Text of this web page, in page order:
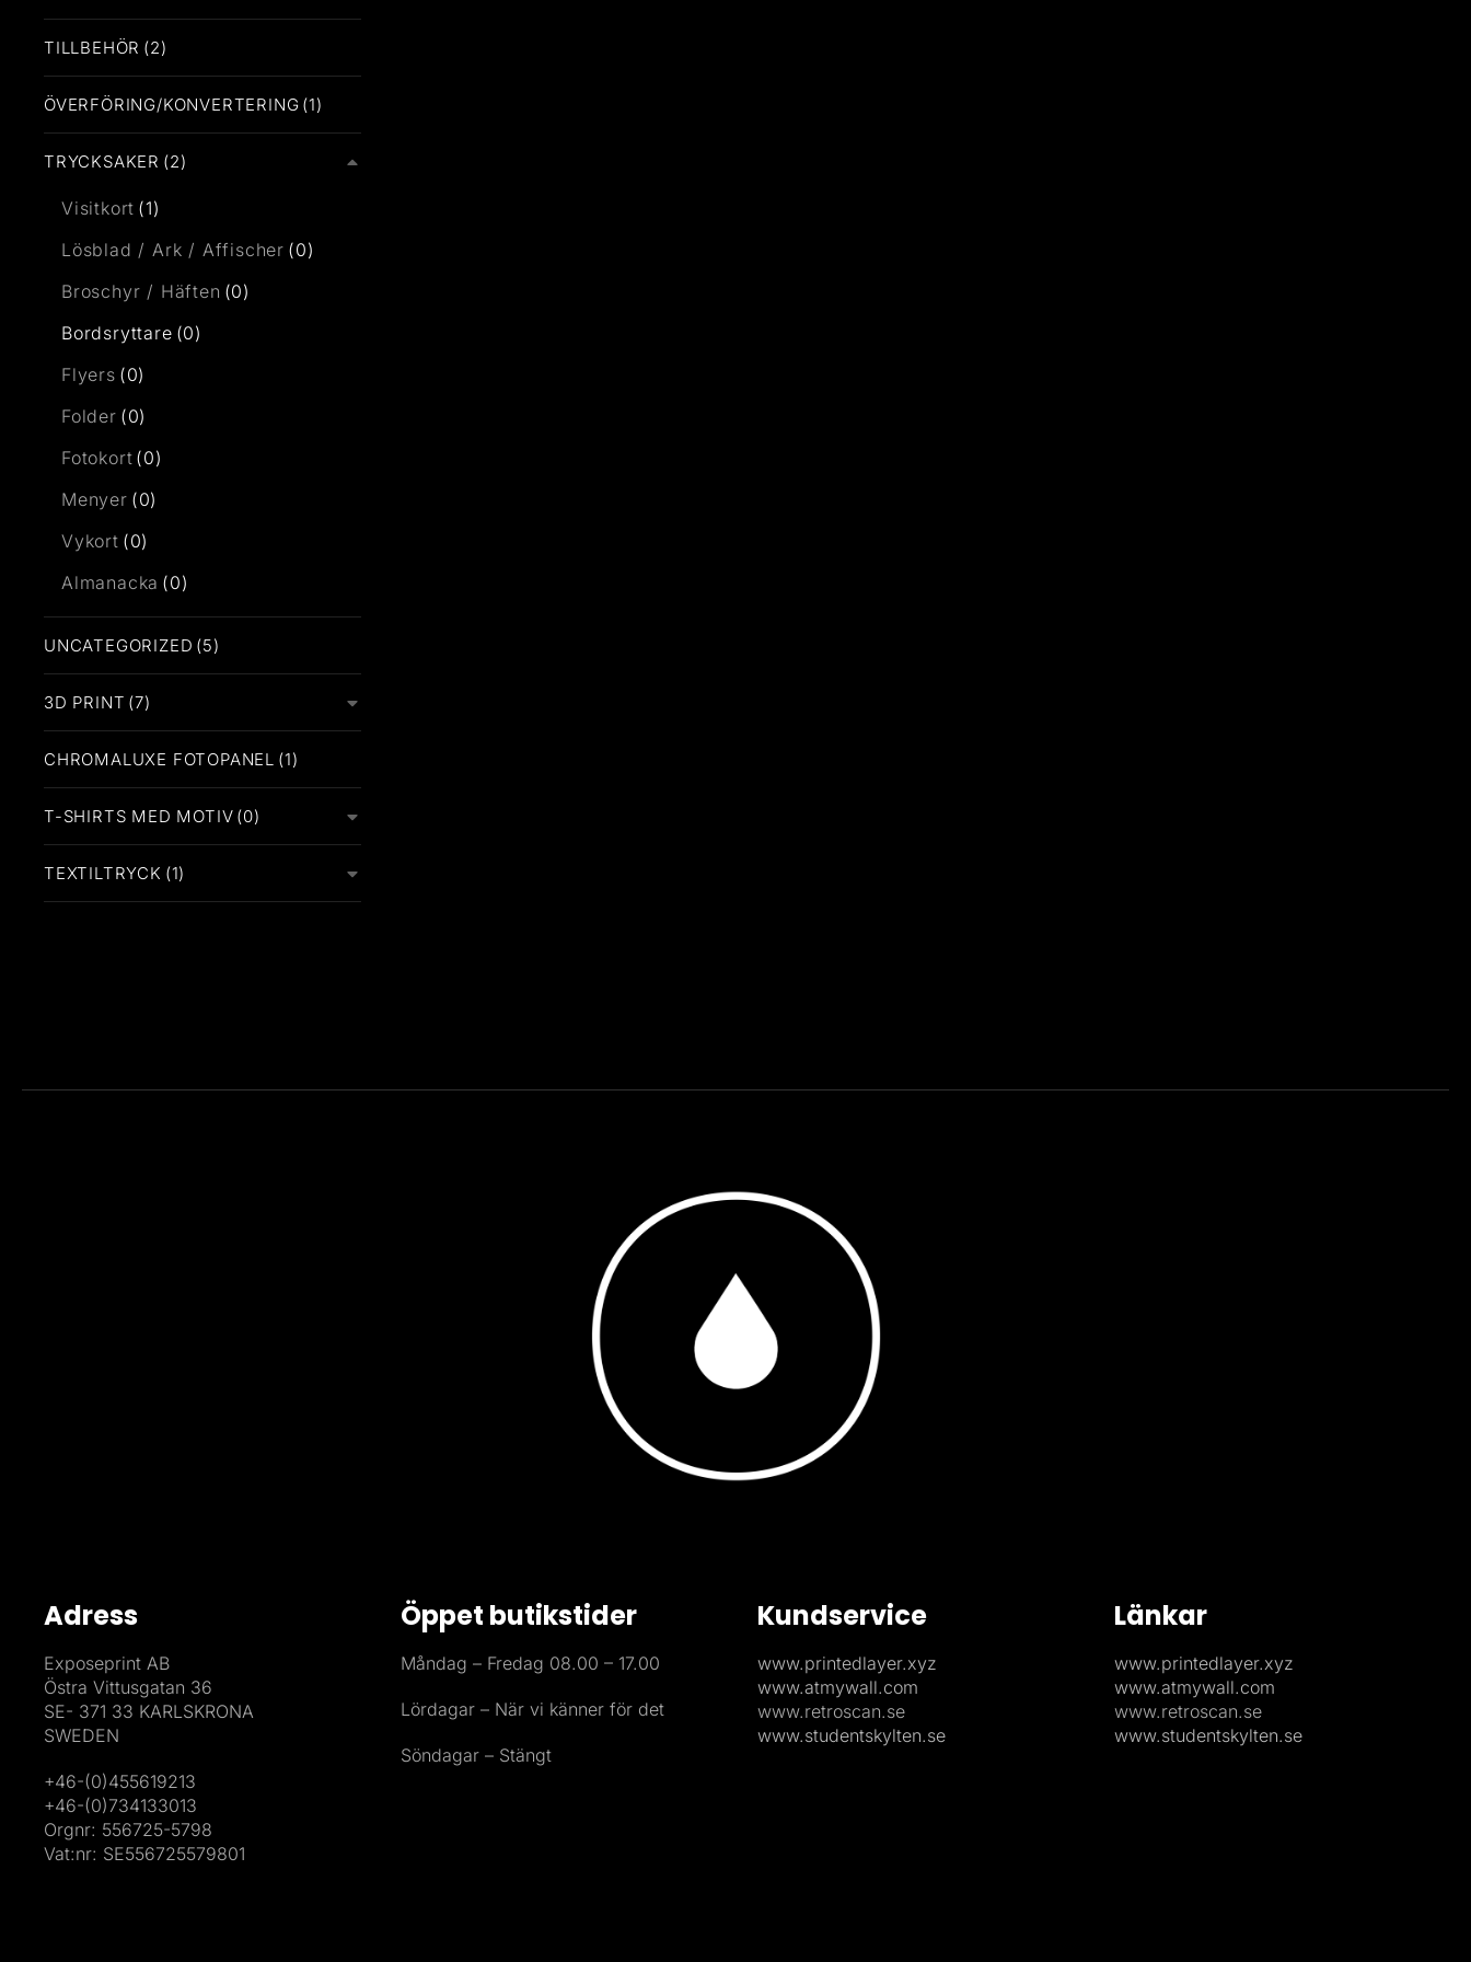
TILLBEHÖR (2)
ÖVERFÖRING/KONVERTERING (1)
TRYCKSAKER (2)
Visitkort (1)
Lösblad / Ark / Affischer (0)
Broschyr / Häften (0)
Bordsryttare (0)
Flyers (0)
Folder (0)
Fotokort (0)
Menyer (0)
Vykort (0)
Almanacka (0)
UNCATEGORIZED (5)
3D PRINT (7)
CHROMALUXE FOTOPANEL (1)
T-SHIRTS MED MOTIV (0)
TEXTILTRYCK (1)
Adress
Exposeprint AB
Östra Vittusgatan 36
SE- 371 33 KARLSKRONA
SWEDEN
+46-(0)455619213
+46-(0)734133013
Orgnr: 556725-5798
Vat:nr: SE556725579801
Öppet butikstider
Måndag – Fredag 08.00 – 17.00
Lördagar – När vi känner för det
Söndagar – Stängt
Kundservice
www.printedlayer.xyz
www.atmywall.com
www.retroscan.se
www.studentskylten.se
Länkar
www.printedlayer.xyz
www.atmywall.com
www.retroscan.se
www.studentskylten.se